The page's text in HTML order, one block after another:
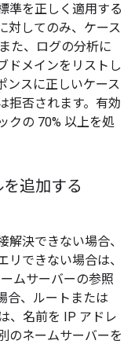
準を正しく適用する
対してのみ、ケース
た、ログの分析に
ドメインをリストし
ンスに正しいケース
拒否されます。有効
クの 70% 以上を処
追加する
解決できない場合、
リできない場合は、
ムサーバーの参照
合、ルートまたは
、名前を IP アドレ
のネームサーバーを